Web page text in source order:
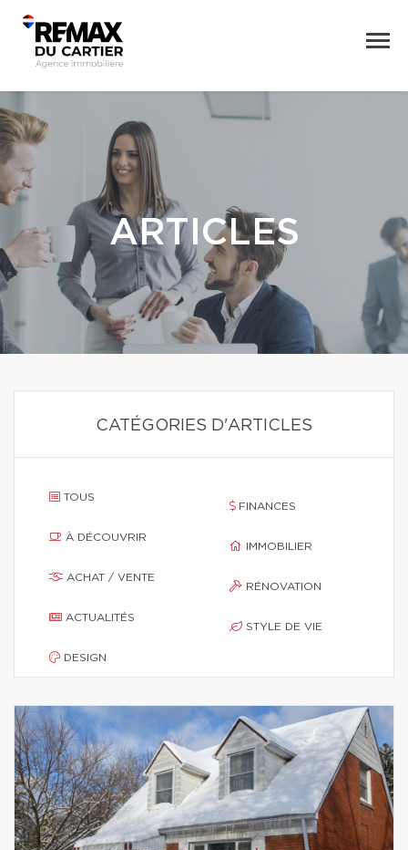
ARTICLES
CATÉGORIES D'ARTICLES
TOUS
À DÉCOUVRIR
ACHAT / VENTE
ACTUALITÉS
DESIGN
FINANCES
IMMOBILIER
RÉNOVATION
STYLE DE VIE